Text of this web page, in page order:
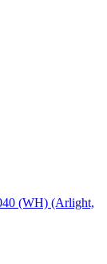
(WH) (Arlight,